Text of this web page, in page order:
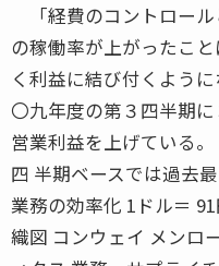
「経費のコントロー
の稼働率が上がったこ
く利益に結び付くように
〇九年度の第３四半期
営業利益を上げている。
四 半期ベースでは過去最
業務の効率化 1ドル＝
織図 コンウェイ メンロ